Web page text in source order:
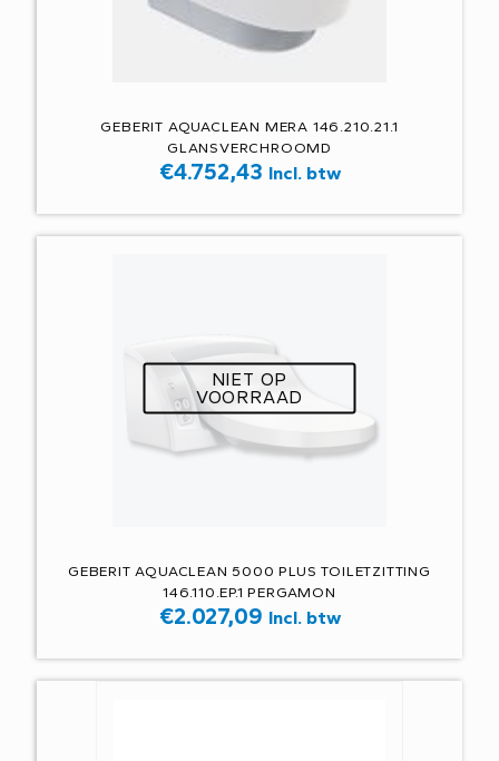
GEBERIT AQUACLEAN MERA 146.210.21.1
GLANSVERCHROOMD
€4.752,43 Incl. btw
NIET OP
VOORRAAD
GEBERIT AQUACLEAN 5000 PLUS TOILETZITTING
146.110.EP.1 PERGAMON
€2.027,09 Incl. btw